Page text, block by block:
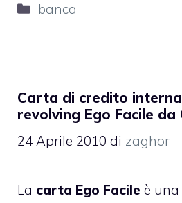
Categorie
banca
Carta di credito
revolving Ego Facile da
24 Aprile 2010 di zaghor
La carta Ego Facile è